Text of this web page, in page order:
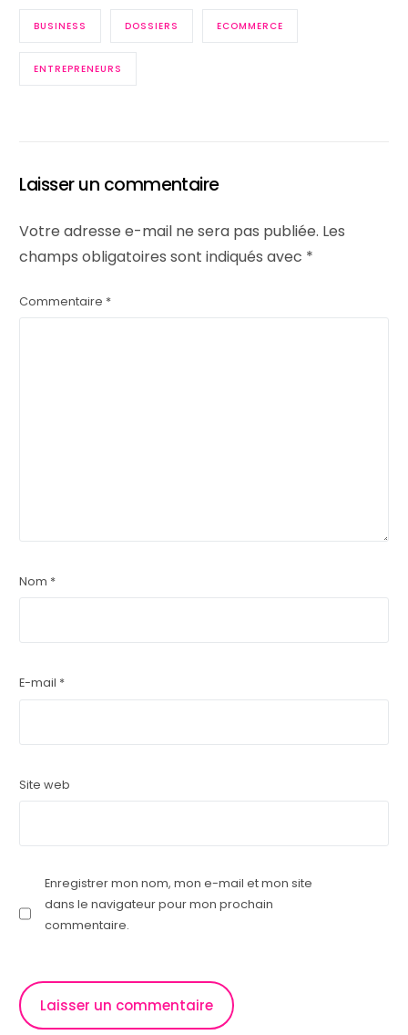
BUSINESS DOSSIERS ECOMMERCE
ENTREPRENEURS
Laisser un commentaire
Votre adresse e-mail ne sera pas publiée. Les
champs obligatoires sont indiqués avec *
Commentaire *
Nom *
E-mail *
Site web
Enregistrer mon nom, mon e-mail et mon site
dans le navigateur pour mon prochain
commentaire.
Let's talk